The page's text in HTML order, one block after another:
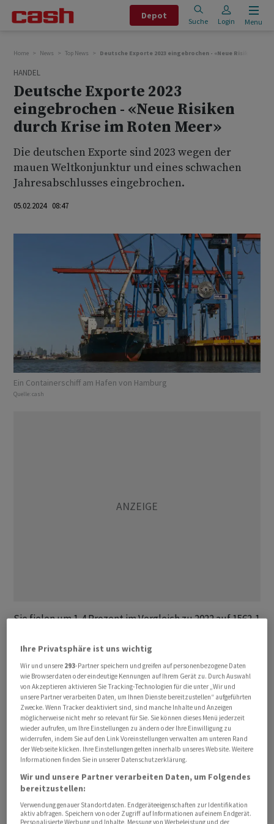
Depot
Suche Login Menu
Home News Top News Deutsche Exporte 2023 eingebrochen - «Neue Risiken
HANDEL
Deutsche Exporte 2023
eingebrochen - «Neue Risiken
durch Krise im Roten Meer»
Die deutschen Exporte sind 2023 wegen der
mauen Weltkonjunktur und eines schwachen
Jahresabschlusses eingebrochen.
05.02.2024 08:47
Ein Containerschiff am Hafen von Hamburg
Quelle: cash
Sie fielen um 1,4 Prozent im Vergleich zu 2022 auf 1562,1
Montag mitteilte. Wegen Nachholeffekten nach dem
ersten Nachfrageschock infolge der Corona-Krise hatte
es 2022 und 2021 noch jeweils kräftige Zuwächse
gegeben. Die Importe nahmen noch stärker ab: Sie
fielen um 9,7 Prozent auf 1352,5 Milliarden Euro. Daraus
ergibt sich ein Exportüberschuss von fast 210 Milliarden
Euro.
«Letztlich ist die Weltwirtschaft zu schwach, um für
Dynamik zu sorgen», sagte der Chefvolkswirt der
Privatbank Hauck Aufhäuser Lampe, Alexander Krüger.
Es zeichne sich bereits jetzt ein erneut schweres Jahr
Ihre Privatsphäre ist uns wichtig
Wir und unsere 293-Partner speichern und greifen auf personenbezogene Daten
wie Browserdaten oder eindeutige Kennungen auf Ihrem Gerät zu. Durch Auswahl
von Akzeptieren aktivieren Sie Tracking-Technologien für die unter „Wir und
unsere Partner verarbeiten Daten, um Ihnen Dienste bereitzustellen“ aufgeführten
Zwecke. Wenn Tracker deaktiviert sind, sind manche Inhalte und Anzeigen
möglicherweise nicht mehr so relevant für Sie. Sie können dieses Menü jederzeit
wieder aufrufen, um Ihre Einstellungen zu ändern oder Ihre Einwilligung zu
widerrufen, indem Sie auf den Link Voreinstellungen verwalten am unteren Rand
der Webseite klicken. Ihre Einstellungen gelten innerhalb unseres Website. Weitere
Informationen finden Sie in unserer Datenschutzerklärung.
Wir und unsere Partner verarbeiten Daten, um Folgendes
bereitzustellen:
Verwendung genauer Standortdaten. Endgeräteeigenschaften zur Identifikation
aktiv abfragen. Speichern von oder Zugriff auf Informationen auf einem Endgerät.
Personalisierte Werbung und Inhalte, Messung von Werbeleistung und der